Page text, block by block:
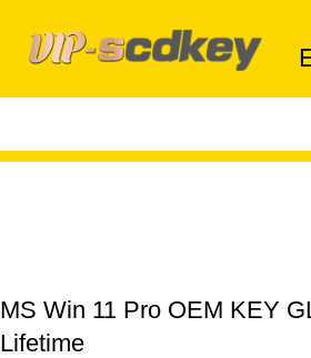
MS Win 11 Pro OEM KEY
Lifetime